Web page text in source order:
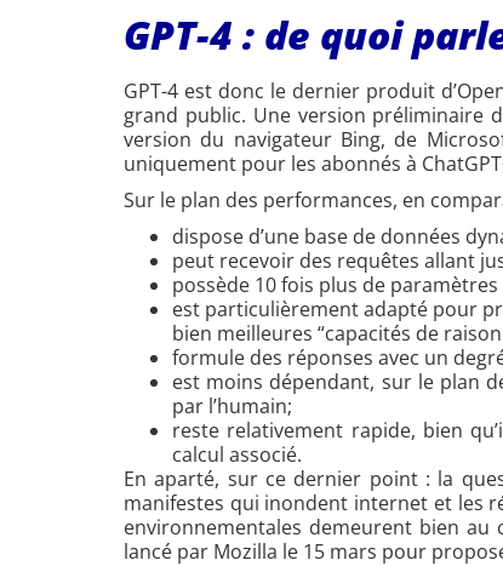
GPT-4 : de quoi
GPT-4 est donc le dernier produit
grand public. Une version préliminaire
version du navigateur Bing, de
uniquement pour les abonnés à
Sur le plan des performances, en
dispose d’une base de données
peut recevoir des requêtes allant
possède 10 fois plus de
est particulièrement adapté pour
bien meilleures “capacités de
formule des réponses avec un
est moins dépendant, sur le plan
par l’humain;
reste relativement rapide, bien
calcul associé.
En aparté, sur ce dernier point : la
manifestes qui inondent internet et les
environnementales demeurent bien au
lancé par Mozilla le 15 mars pour